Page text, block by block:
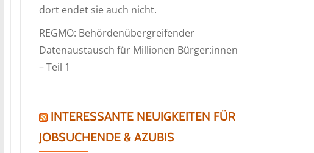
Gütezeichen
dort endet sie auch nicht.
REGMO: Behördenübergreifender
Datenaustausch für Millionen Bürger:innen
– Teil 1
INTERESSANTE NEUIGKEITEN FÜR
JOBSUCHENDE & AZUBIS